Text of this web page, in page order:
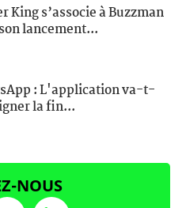
King s’associe à Buzzman
lancement...
: L'application va-t-
la fin...
NOUS